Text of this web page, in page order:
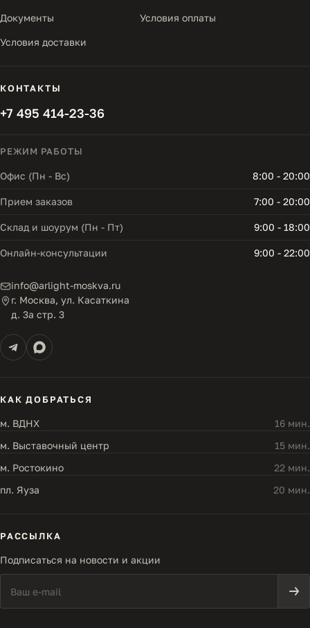
Документы Условия оплаты
Условия доставки
КОНТАКТЫ
+7 495 414-23-36
РЕЖИМ РАБОТЫ
Офис (Пн - Вс) 8:00 - 20:00
Прием заказов 7:00 - 20:00
Склад и шоурум (Пн - Пт) 9:00 - 18:00
Онлайн-консультации 9:00 - 22:00
info@arlight-moskva.ru
г. Москва, ул. Касаткина
д. 3а стр. 3
КАК ДОБРАТЬСЯ
м. ВДНХ
16 мин.
м. Выставочный центр
15 мин.
м. Ростокино
22 мин.
пл. Яуза
20 мин.
РАССЫЛКА
Подписаться на новости и акции